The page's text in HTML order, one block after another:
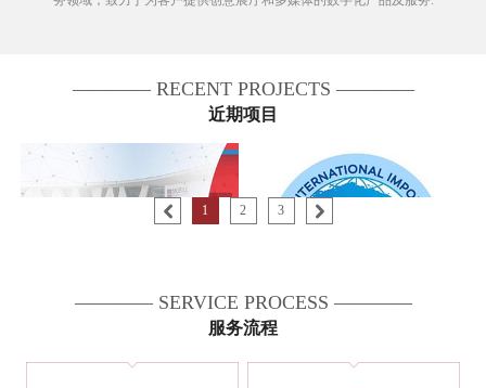
———— RECENT PROJECTS ————
近期项目
鼎盛科技助力小米·亮相2019巴 互动多媒体
1 2 3
———— SERVICE PROCESS ————
服务流程